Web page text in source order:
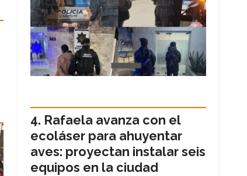
Rafaela avanza con el
ecoláser para ahuyentar
aves: proyectan instalar seis
equipos en la ciudad